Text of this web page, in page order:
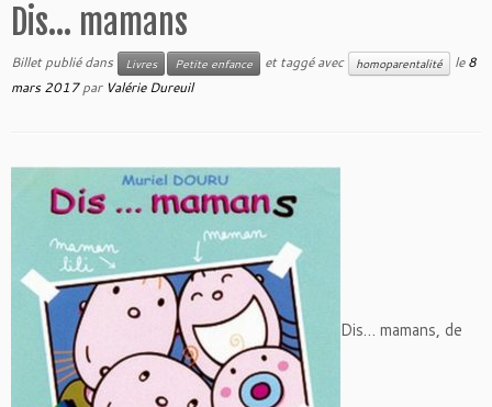
Dis… mamans
Billet publié dans Livres Petite enfance et taggé avec homoparentalité le8
mars 2017 par Valérie Dureuil
Dis… mamans, de